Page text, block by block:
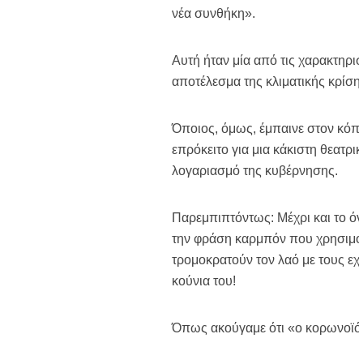
νέα συνθήκη».
Αυτή ήταν μία από τις
αποτέλεσμα της κλιματικής
Όποιος, όμως, έμπαινε στον
επρόκειτο για μια κάκιστη
λογαριασμό της κυβέρνησης.
Παρεμπιπτόντως: Μέχρι και το
την φράση καρμπόν που
τρομοκρατούν τον λαό με τους
κούνια του!
Όπως ακούγαμε ότι «ο κορωνοϊός